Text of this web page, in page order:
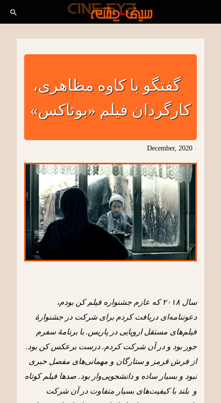
گفتگو با کاوه مظاهری،
کارگردان فیلم «بوتاکس»
-
December, 2020
سال ٢٠١٨ که عازم جشنواره فیلم کن بودم،
دعوتنامه‌ای دریافت کردم برای شرکت در جشنوارۀ
فیلم‌های مستقل اروپایی در پاریس. با برنامۀ سفرم
جور بود و در آن شرکت کردم. درست برعکس کن بود.
از فرش قرمز و ستارگان و مهمانی‌های مفصل خبری
نبود و بسیار ساده و دانشجویی‌وار بود. صدها فیلم کوتاه
و بلند با کیفیت‌های بسیار متفاوت در آن شرکت